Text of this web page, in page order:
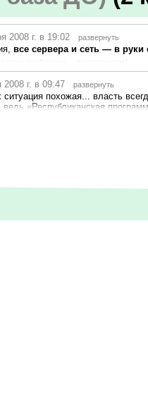
этом сообщении поддерживаю!
2008 г. в 19:02 развернуть
все сервера и сеть — в руки
этом сообщении поддерживаю!
2008 г. в 09:47 развернуть
ситуация похожая... власть
«Республиканская
это админили... и с
даже выкладывали в
а какие там были копилки
держать можно!... нужен